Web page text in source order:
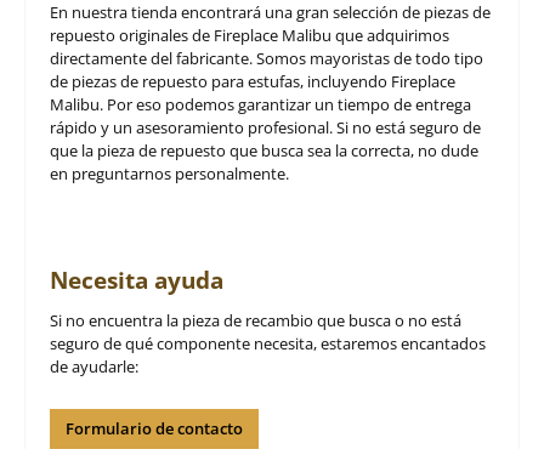
En nuestra tienda encontrará una gran selección de piezas de
repuesto originales de Fireplace Malibu que adquirimos
directamente del fabricante. Somos mayoristas de todo tipo
de piezas de repuesto para estufas, incluyendo Fireplace
Malibu. Por eso podemos garantizar un tiempo de entrega
rápido y un asesoramiento profesional. Si no está seguro de
que la pieza de repuesto que busca sea la correcta, no dude
en preguntarnos personalmente.
Necesita ayuda
Si no encuentra la pieza de recambio que busca o no está
seguro de qué componente necesita, estaremos encantados
de ayudarle:
Formulario de contacto